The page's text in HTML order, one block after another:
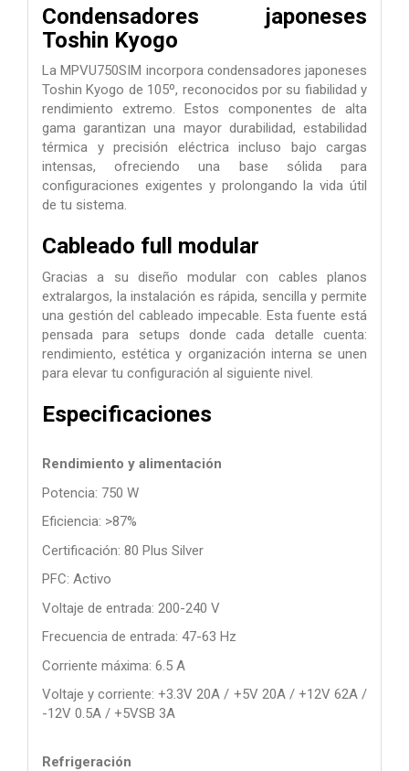
Condensadores japoneses
Toshin Kyogo
La MPVU750SIM incorpora condensadores japoneses
Toshin Kyogo de 105º, reconocidos por su fiabilidad y
rendimiento extremo. Estos componentes de alta
gama garantizan una mayor durabilidad, estabilidad
térmica y precisión eléctrica incluso bajo cargas
intensas, ofreciendo una base sólida para
configuraciones exigentes y prolongando la vida útil
de tu sistema.
Cableado full modular
Gracias a su diseño modular con cables planos
extralargos, la instalación es rápida, sencilla y permite
una gestión del cableado impecable. Esta fuente está
pensada para setups donde cada detalle cuenta:
rendimiento, estética y organización interna se unen
para elevar tu configuración al siguiente nivel.
Especificaciones
Rendimiento y alimentación
Potencia: 750 W
Eficiencia: >87%
Certificación: 80 Plus Silver
PFC: Activo
Voltaje de entrada: 200-240 V
Frecuencia de entrada: 47-63 Hz
Corriente máxima: 6.5 A
Voltaje y corriente: +3.3V 20A / +5V 20A / +12V 62A /
-12V 0.5A / +5VSB 3A
Refrigeración